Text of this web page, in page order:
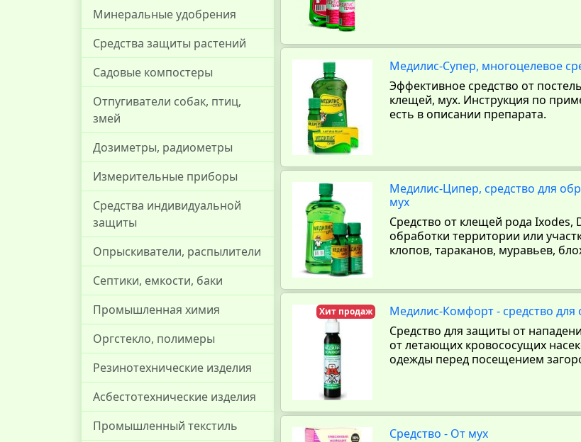
Минеральные удобрения
Средства защиты растений
Садовые компостеры
Отпугиватели собак, птиц,
змей
Дозиметры, радиометры
Измерительные приборы
Средства индивидуальной
защиты
Опрыскиватели, распылители
Септики, емкости, баки
Промышленная химия
Оргстекло, полимеры
Резинотехнические изделия
Асбестотехнические изделия
Промышленный текстиль
Медилис-Супер, многоцелевое
Эффективное средство от
клещей, мух. Инструкция по
есть в описании препарата.
Медилис-Ципер, средство для
мух
Средство от клещей рода
обработки территории или
клопов, тараканов, муравьев,
Хит продаж
Медилис-Комфорт - средство
Средство для защиты от
от летающих кровососущих
одежды перед посещением
Средство - От мух